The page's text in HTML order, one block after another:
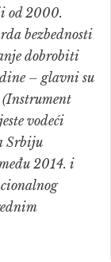
od 2000.
bezbednosti
dobrobiti
– glavni su
(Instrument
vodeći
Srbiju
2014. i